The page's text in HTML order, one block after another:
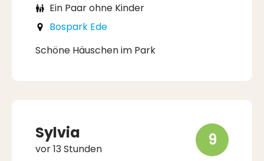
Ein Paar ohne Kinder
Bospark Ede
Schöne Häuschen im Park
Sylvia
vor 13 Stunden 9